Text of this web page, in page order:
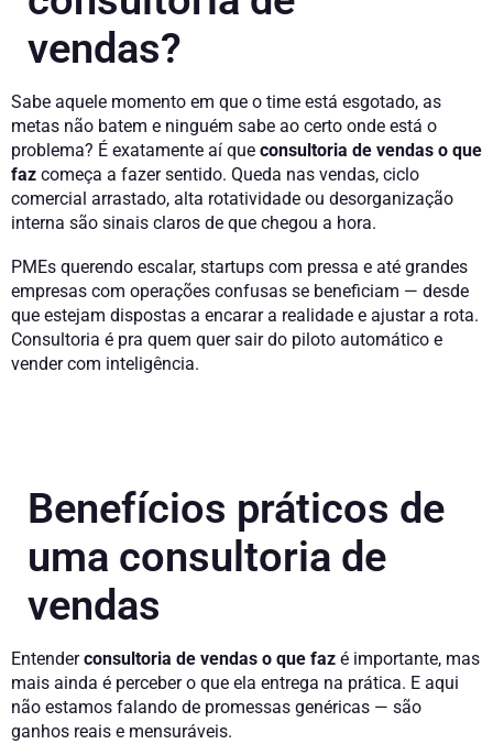
vendas?
Sabe aquele momento em que o time está esgotado, as
metas não batem e ninguém sabe ao certo onde está o
problema? É exatamente aí que consultoria de vendas o que
faz começa a fazer sentido. Queda nas vendas, ciclo
comercial arrastado, alta rotatividade ou desorganização
interna são sinais claros de que chegou a hora.
PMEs querendo escalar, startups com pressa e até grandes
empresas com operações confusas se beneficiam — desde
que estejam dispostas a encarar a realidade e ajustar a rota.
Consultoria é pra quem quer sair do piloto automático e
vender com inteligência.
Benefícios práticos de
uma consultoria de
vendas
Entenderconsultoria de vendas o que faz é importante, mas
mais ainda é perceber o que ela entrega na prática. E aqui
não estamos falando de promessas genéricas — são
ganhos reais e mensuráveis.